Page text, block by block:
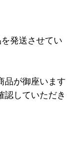
発送させてい
品が御座います
認していただき